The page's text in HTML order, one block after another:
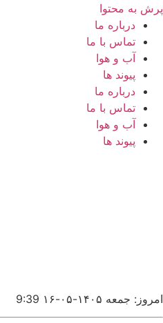
پرش به محتوا
درباره ما
تماس با ما
آب و هوا
پیوند ها
درباره ما
تماس با ما
آب و هوا
پیوند ها
امروز: جمعه ۱۴۰۵-۰۵-۱۶ 9:39